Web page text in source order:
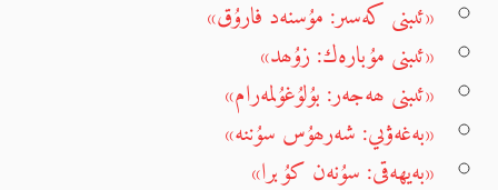
«ئىبنى كەسىر: مۇسنەد فارۇق»
«ئىبنى مۇبارەك: زۇھد»
«ئىبنى ھەجەر: بۇلۇغۇلمەرام»
«بەغەۋىي: شەرھۇس سۇننە»
«بەيھەقى: سۇنەن كۇبرا»